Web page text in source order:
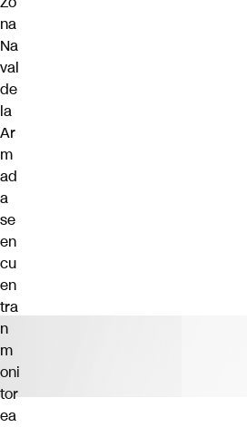
na
Na
val
de
la
Ar
m
ad
a
se
en
cu
en
tra
n
m
oni
tor
ea